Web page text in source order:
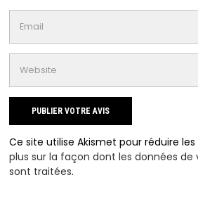
Ce site utilise Akismet pour réduire
plus sur la façon dont les données
sont traitées.